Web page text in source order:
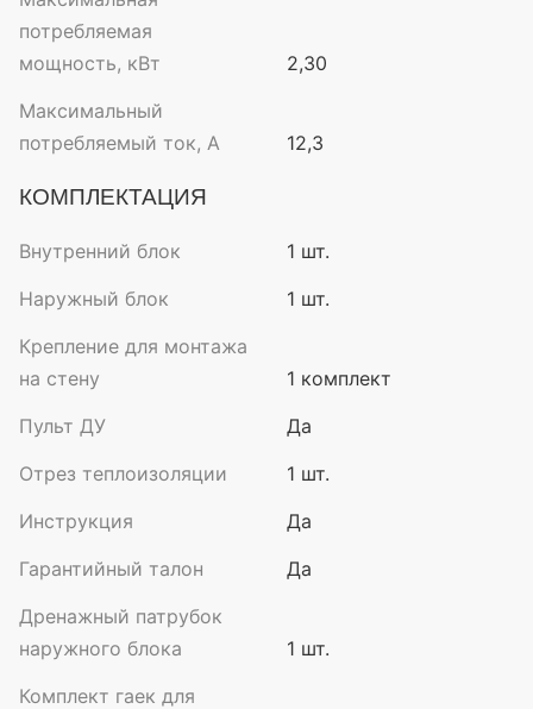
потребляемая
мощность, кВт
2,30
Максимальный
потребляемый ток, А
12,3
КОМПЛЕКТАЦИЯ
Внутренний блок
1 шт.
Наружный блок
1 шт.
Крепление для монтажа
на стену
1 комплект
Пульт ДУ
Да
Отрез теплоизоляции
1 шт.
Инструкция
Да
Гарантийный талон
Да
Дренажный патрубок
наружного блока
1 шт.
Комплект гаек для